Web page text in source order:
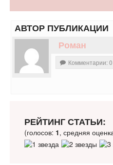
АВТОР ПУБЛИКАЦИИ
Роман
Комментарии: 0
РЕЙТИНГ СТАТЬИ:
(голосов: 1, средняя